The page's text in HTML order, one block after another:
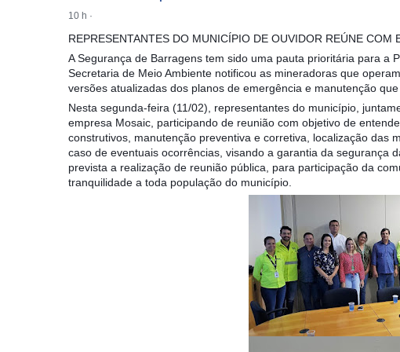
10 h ·
REPRESENTANTES DO MUNICÍPIO DE OUVIDOR REÚNE COM
A Segurança de Barragens tem sido uma pauta prioritária para a
Secretaria de Meio Ambiente notificou as mineradoras que
versões atualizadas dos planos de emergência e manutenção
Nesta segunda-feira (11/02), representantes do município,
empresa Mosaic, participando de reunião com objetivo de
construtivos, manutenção preventiva e corretiva, localização das
caso de eventuais ocorrências, visando a garantia da segurança
prevista a realização de reunião pública, para participação da
tranquilidade a toda população do município.